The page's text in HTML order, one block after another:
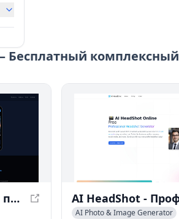
Бесплатный комплексный
RetouchAI - Создайте потрясающие изображения с помощью ИИ за секунды
AI Photo & Image Generator